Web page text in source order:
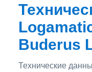
Buderus
Технические